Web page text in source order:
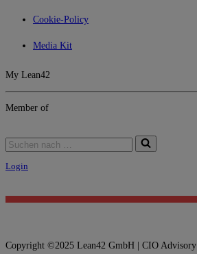
Cookie-Policy
Media Kit
My Lean42
Member of
Suchen
nach …
Login
Copyright ©2025 Lean42 GmbH | CIO Advisory